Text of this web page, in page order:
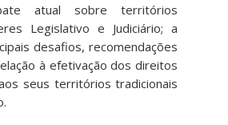
atual sobre territórios
Legislativo e Judiciário; a
desafios, recomendações
à efetivação dos direitos
seus territórios tradicionais